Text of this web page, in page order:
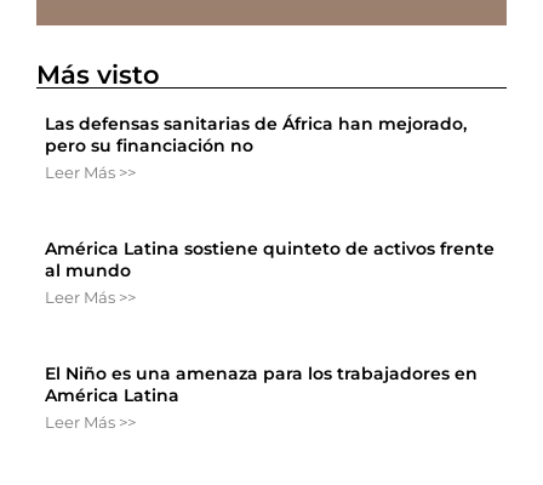
Más visto
Las defensas sanitarias de África han mejorado,
pero su financiación no
Leer Más >>
América Latina sostiene quinteto de activos frente
al mundo
Leer Más >>
El Niño es una amenaza para los trabajadores en
América Latina
Leer Más >>